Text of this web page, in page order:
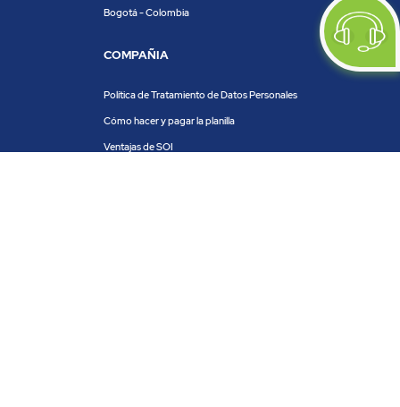
Bogotá - Colombia
COMPAÑIA
Política de Tratamiento de Datos Personales
Cómo hacer y pagar la planilla
Ventajas de SOI